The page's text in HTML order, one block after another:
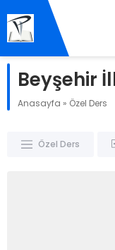
Beyşehir
Anasayfa » Özel Ders
Özel Ders